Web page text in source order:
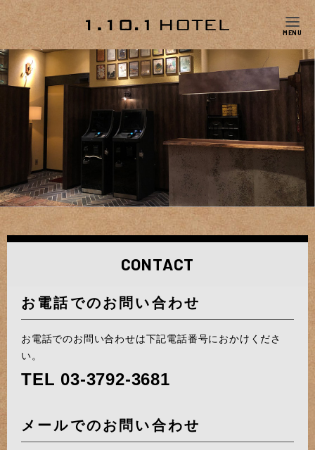
CONTACT
お電話でのお問い合わせ
お電話でのお問い合わせは下記電話番号におかけくださ
い。
TEL 03-3792-3681
メールでのお問い合わせ